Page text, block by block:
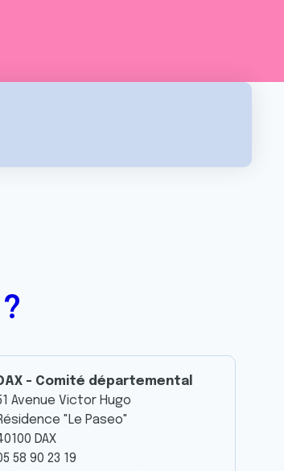
- Comité départemental
Avenue Victor Hugo
"Le Paseo"
DAX
58 90 23 19